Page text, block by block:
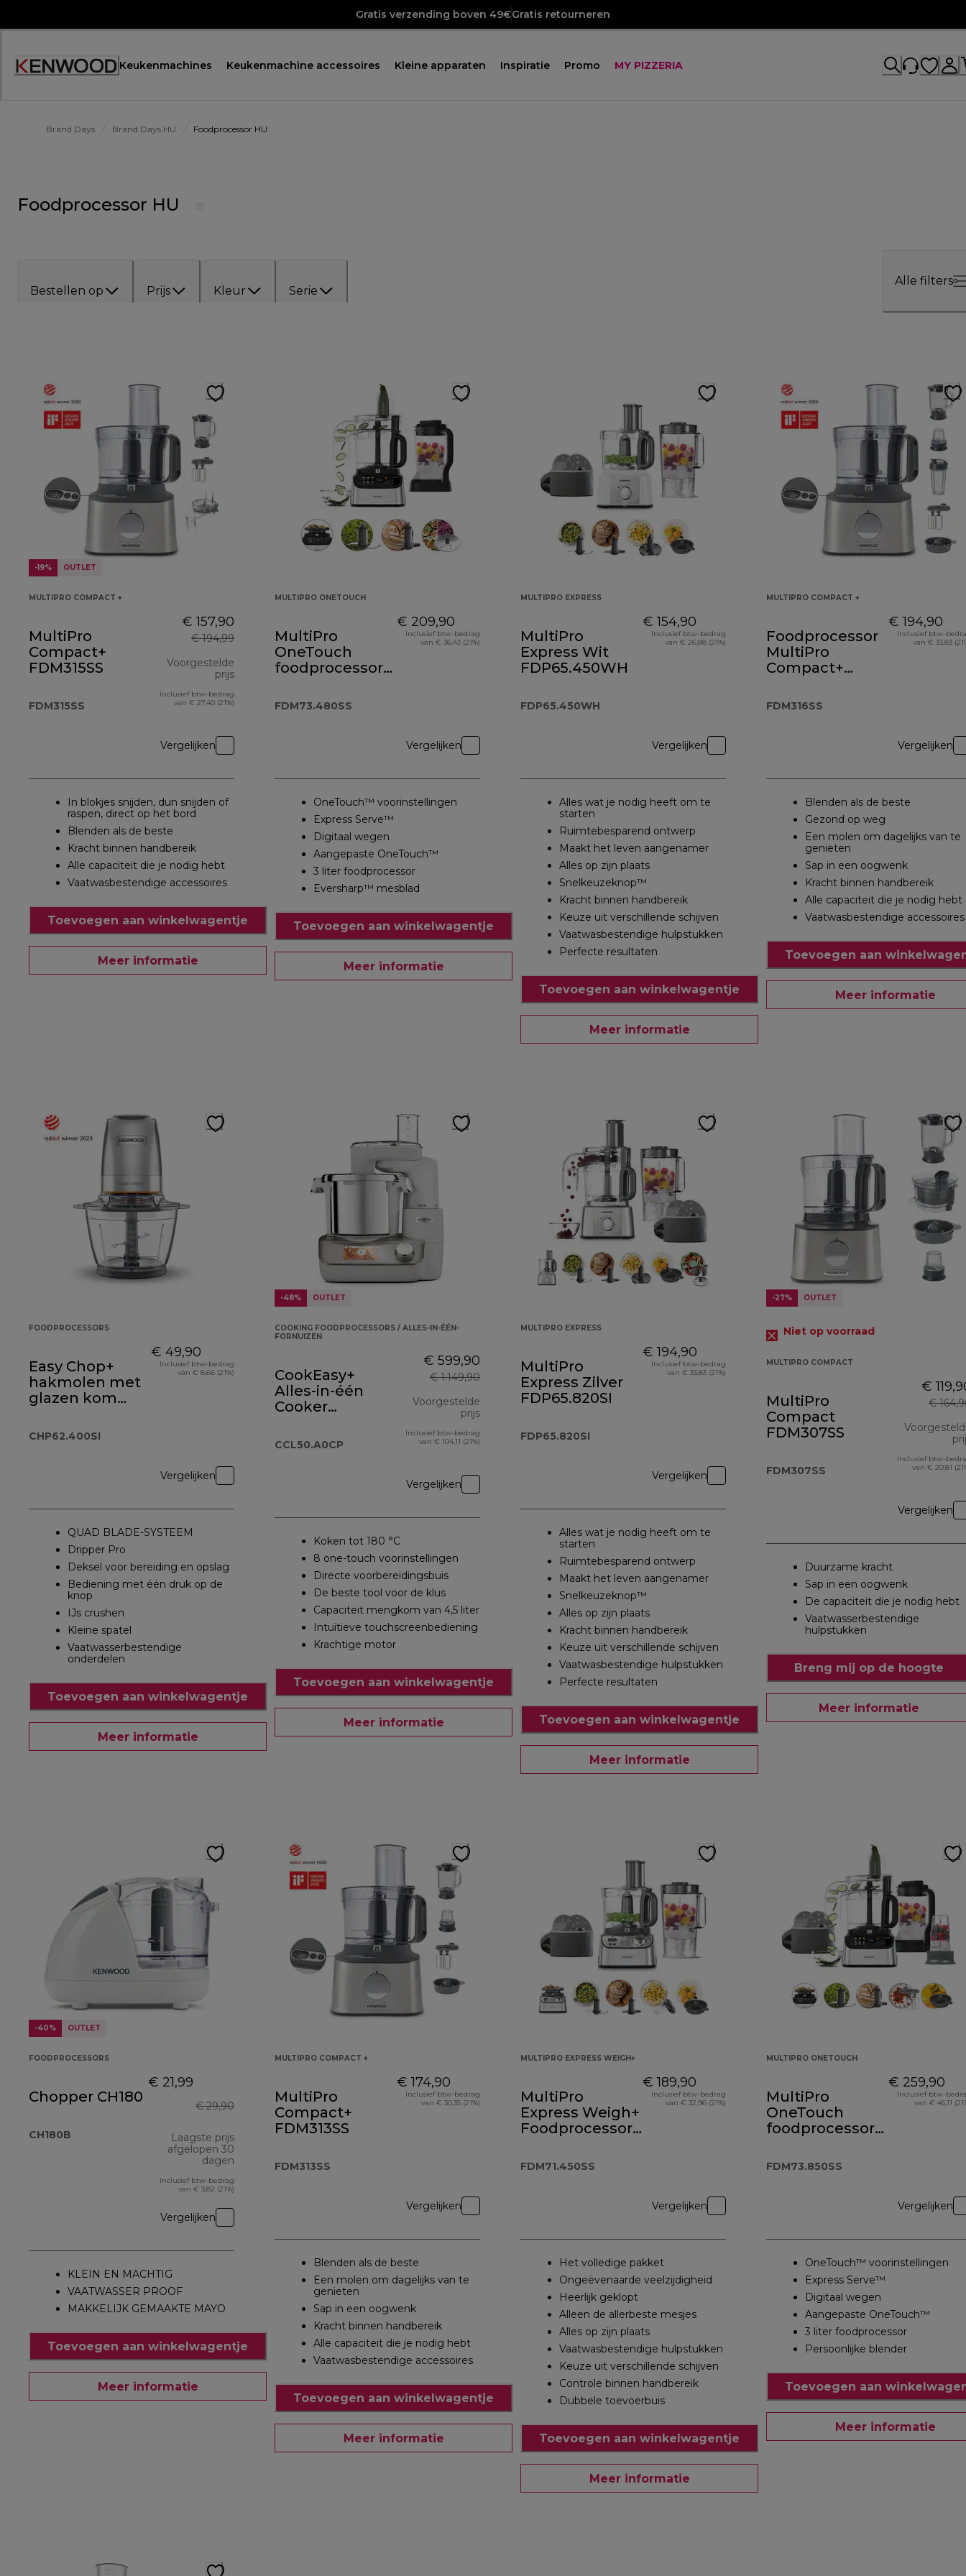
Gratis verzending boven 49€Gratis retourneren
Keukenmachines Keukenmachine accessoires Kleine apparaten Inspiratie Promo MY PIZZERIA
Brand Days Brand Days HU Foodprocessor HU
Foodprocessor HU
Bestellen op Prijs Kleur Serie
Alle filters
-19% OUTLET
MULTIPRO COMPACT +
MultiPro
Compact+
FDM315SS
FDM315SS
€ 157,90
€ 194,99
Voorgestelde
prijs
Inclusief btw-bedrag
van € 27,40 (21%)
Vergelijken
In blokjes snijden, dun snijden of
raspen, direct op het bord
Blenden als de beste
Kracht binnen handbereik
Alle capaciteit die je nodig hebt
Vaatwasbestendige accessoires
Toevoegen aan winkelwagentje
Meer informatie
MULTIPRO ONETOUCH
MultiPro
OneTouch
foodprocessor
FDM73.480SS
FDM73.480SS
€ 209,90
Inclusief btw-bedrag
van € 36,43 (21%)
Vergelijken
OneTouch™ voorinstellingen
Express Serve™
Digitaal wegen
Aangepaste OneTouch™
3 liter foodprocessor
Eversharp™ mesblad
Toevoegen aan winkelwagentje
Meer informatie
MULTIPRO EXPRESS
MultiPro
Express Wit
FDP65.450WH
FDP65.450WH
€ 154,90
Inclusief btw-bedrag
van € 26,88 (21%)
Vergelijken
Alles wat je nodig heeft om te
starten
Ruimtebesparend ontwerp
Maakt het leven aangenamer
Alles op zijn plaats
Snelkeuzeknop™
Kracht binnen handbereik
Keuze uit verschillende schijven
Vaatwasbestendige hulpstukken
Perfecte resultaten
Toevoegen aan winkelwagentje
Meer informatie
MULTIPRO COMPACT +
Foodprocessor
MultiPro
Compact+
FDM316SS
€ 194,90
Inclusief btw-
van € 33,83
Vergelijken
Blenden als de beste
Gezond op weg
Een molen om dagelijks van te
genieten
Sap in een oogwenk
Kracht binnen handbereik
Alle capaciteit die je nodig hebt
Vaatwasbestendige accessoires
Toevoegen aan
Meer informatie
FOODPROCESSORS
Easy Chop+
hakmolen met
glazen kom
CHP62.400SI
€ 49,90
Inclusief btw-bedrag
van € 8,66 (21%)
Vergelijken
QUAD BLADE-SYSTEEM
Dripper Pro
Deksel voor bereiding en opslag
Bediening met één druk op de
knop
IJs crushen
Kleine spatel
Vaatwasserbestendige
onderdelen
Toevoegen aan winkelwagentje
Meer informatie
-48% OUTLET
COOKING FOODPROCESSORS / ALLES-IN-ÉÉN-
FORNUIZEN
CookEasy+
Alles-in-één
Cooker
CCL50.A0CP
€ 599,90
€ 1.149,90
Voorgestelde
prijs
originele prijs € 1.149,90
Inclusief btw-bedrag
van € 104,11 (21%)
Vergelijken
Koken tot 180 °C
8 one-touch voorinstellingen
Directe voorbereidingsbuis
De beste tool voor de klus
Capaciteit mengkom van 4,5 liter
Intuïtieve touchscreenbediening
Krachtige motor
Toevoegen aan winkelwagentje
Meer informatie
MULTIPRO EXPRESS
MultiPro
Express Zilver
FDP65.820SI
FDP65.820SI
€ 194,90
Inclusief btw-bedrag
van € 33,83 (21%)
Vergelijken
Alles wat je nodig heeft om te
starten
Ruimtebesparend ontwerp
Maakt het leven aangenamer
Snelkeuzeknop™
Alles op zijn plaats
Kracht binnen handbereik
Keuze uit verschillende schijven
Vaatwasbestendige hulpstukken
Perfecte resultaten
Toevoegen aan winkelwagentje
Meer informatie
-27% OUTLET
Niet op voorraad
MULTIPRO COMPACT
MultiPro
Compact
FDM307SS
FDM307SS
€
€
Inclusief btw-
van € 20,81
Vergelijken
Duurzame kracht
Sap in een oogwenk
De capaciteit die je nodig hebt
Vaatwasserbestendige
hulpstukken
Breng mij op de hoogte
Meer informatie
-40% OUTLET
FOODPROCESSORS
Chopper CH180
CH180B
€ 21,99
€ 29,90
Laagste prijs
afgelopen 30
dagen
Inclusief btw-bedrag
van € 3,82 (21%)
Vergelijken
KLEIN EN MACHTIG
VAATWASSER PROOF
MAKKELIJK GEMAAKTE MAYO
Toevoegen aan winkelwagentje
Meer informatie
MULTIPRO COMPACT +
MultiPro
Compact+
FDM313SS
FDM313SS
€ 174,90
Inclusief btw-bedrag
van € 30,35 (21%)
Vergelijken
Blenden als de beste
Een molen om dagelijks van te
genieten
Sap in een oogwenk
Kracht binnen handbereik
Alle capaciteit die je nodig hebt
Vaatwasbestendige accessoires
Toevoegen aan winkelwagentje
Meer informatie
MULTIPRO EXPRESS WEIGH+
MultiPro
Express Weigh+
Foodprocessor
FDM71.450SS
€ 189,90
Inclusief btw-bedrag
van € 32,96 (21%)
Vergelijken
Het volledige pakket
Ongeëvenaarde veelzijdigheid
Heerlijk geklopt
Alleen de allerbeste mesjes
Alles op zijn plaats
Vaatwasbestendige hulpstukken
Keuze uit verschillende schijven
Controle binnen handbereik
Dubbele toevoerbuis
Toevoegen aan winkelwagentje
Meer informatie
MULTIPRO ONETOUCH
MultiPro
OneTouch
foodprocessor
FDM73.850SS
FDM73.850SS
€ 259,90
Inclusief btw-
van € 45,11
Vergelijken
OneTouch™ voorinstellingen
Express Serve™
Digitaal wegen
Aangepaste OneTouch™
3 liter foodprocessor
Persoonlijke blender
Toevoegen aan
Meer informatie